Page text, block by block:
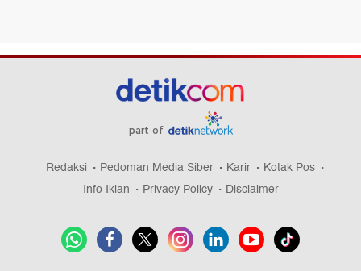
part of
Redaksi Pedoman Media Siber Karir
Kotak Pos
Info Iklan
Privacy Policy Disclaimer